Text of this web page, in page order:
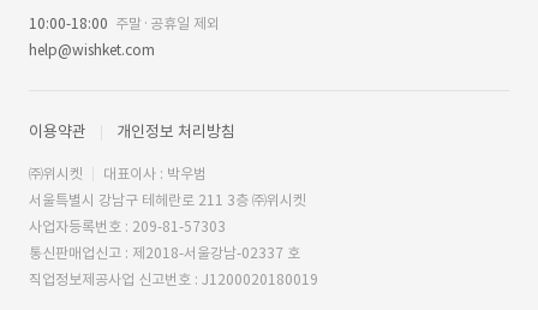
10:00-18:00 주말·공휴일 제외
help@wishket.com
이용약관 개인정보 처리방침
㈜위시켓
대표이사 : 박우범
서울특별시 강남구 테헤란로 211 3층 ㈜위시켓
사업자등록번호 : 209-81-57303
통신판매업신고 : 제2018-서울강남-02337 호
직업정보제공사업 신고번호 : J1200020180019